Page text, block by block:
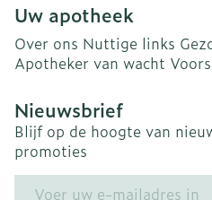
Uw apotheek
Over ons Nuttige links
Apotheker van wacht
Nieuwsbrief
Blijf op de hoogte van
promoties